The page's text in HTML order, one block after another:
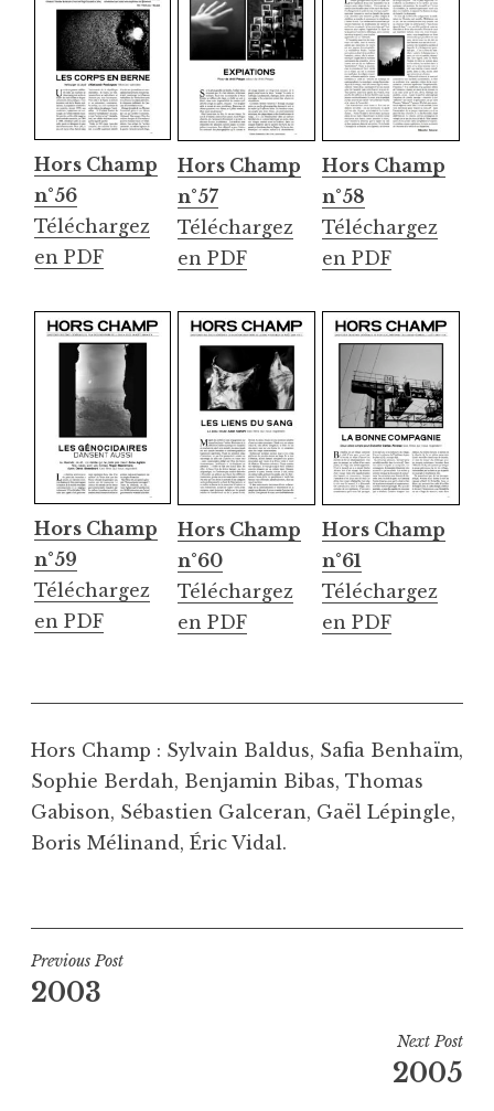
Hors Champ
n°56
Téléchargez
en PDF
Hors Champ
n°57
Téléchargez
en PDF
Hors Champ
n°58
Téléchargez
en PDF
Hors Champ
n°59
Téléchargez
en PDF
Hors Champ
n°60
Téléchargez
en PDF
Hors Champ
n°61
Téléchargez
en PDF
Hors Champ : Sylvain Baldus, Safia Benhaïm,
Sophie Berdah, Benjamin Bibas, Thomas
Gabison, Sébastien Galceran, Gaël Lépingle,
Boris Mélinand, Éric Vidal.
Navigation
de
Previous Post
2003
Next Post
2005